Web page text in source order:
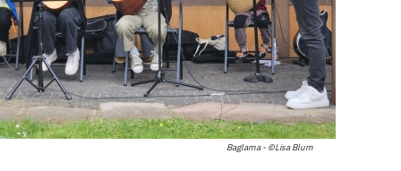
Baglama - ©Lisa Blum